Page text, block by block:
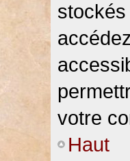
votre
Haut